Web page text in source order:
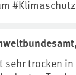
sehr trocken